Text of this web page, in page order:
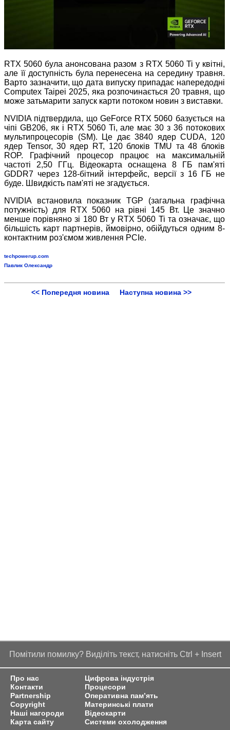
RTX 5060 була анонсована разом з RTX 5060 Ti у квітні,
але її доступність була перенесена на середину травня.
Варто зазначити, що дата випуску припадає напередодні
Computex Taipei 2025, яка розпочинається 20 травня, що
може затьмарити запуск карти потоком новин з виставки.
NVIDIA підтвердила, що GeForce RTX 5060 базується на
чіпі GB206, як і RTX 5060 Ti, але має 30 з 36 потокових
мультипроцесорів (SM). Це дає 3840 ядер CUDA, 120
ядер Tensor, 30 ядер RT, 120 блоків TMU та 48 блоків
ROP. Графічний процесор працює на максимальній
частоті 2,50 ГГц. Відеокарта оснащена 8 ГБ пам'яті
GDDR7 через 128-бітний інтерфейс, версії з 16 ГБ не
буде. Швидкість пам'яті не згадується.
NVIDIA встановила показник TGP (загальна графічна
потужність) для RTX 5060 на рівні 145 Вт. Це значно
менше порівняно зі 180 Вт у RTX 5060 Ti та означає, що
більшість карт партнерів, ймовірно, обійдуться одним 8-
контактним роз'ємом живлення PCIe.
techpowerup.com
Павлик Олександр
<< Попередня новина Наступна новина >>
Помітили помилку? Виділіть текст, натисніть Ctrl + Insert
Про нас
Контакти
Partnership
Copyright
Наші нагороди
Карта сайту
Цифрова індустрія
Процесори
Оперативна пам’ять
Материнські плати
Відеокарти
Системи охолодження